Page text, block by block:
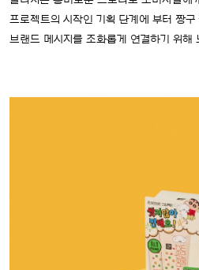
프로젝트의 시작인 기획 단계에 부터 짱
브랜드 메시지를 조화롭게 연결하기 위해